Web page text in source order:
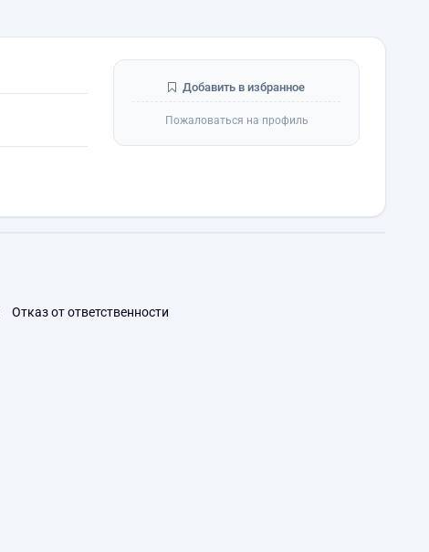
Добавить в избранное
Пожаловаться на профиль
Отказ от ответственности